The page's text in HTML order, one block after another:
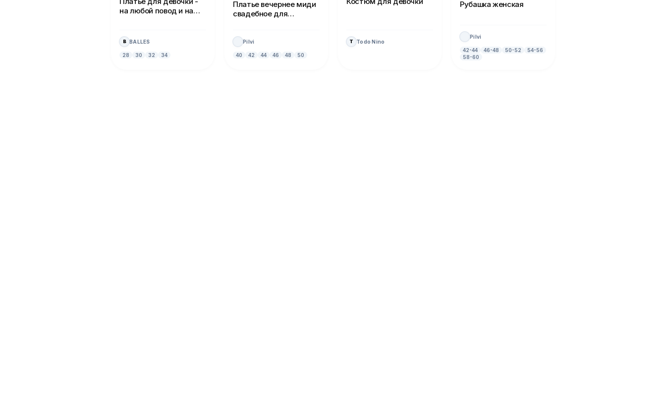
на любой повод и на
B BALLES
28 30 32 34
Платье вечернее миди
свадебное для
Pilvi
40 42 44 46 48 50
T Todo Nino
Рубашка женская
Pilvi
42-44 46-48 50-52
54-56
58-60